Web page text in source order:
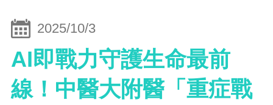
2025/10/3
AI即戰力守護生命最前
線！中醫大附醫「重症戰